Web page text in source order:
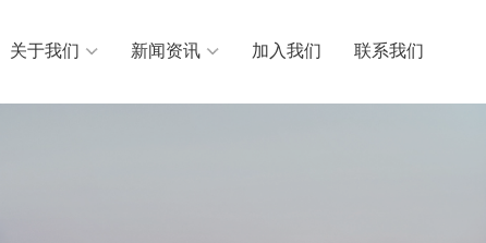
关于我们 新闻资讯 加入我们 联系我们